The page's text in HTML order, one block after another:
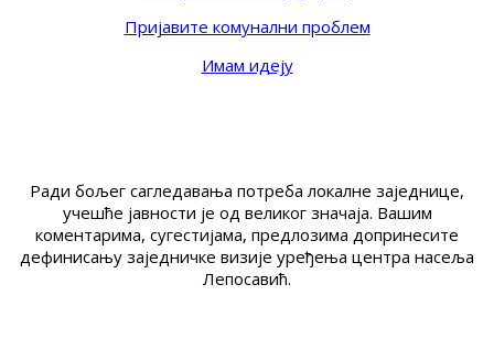
Пријавите комунални проблем
Имам идеју
Ради бољег сагледавања потреба локалне заједнице,
учешће јавности је од великог значаја. Вашим
коментарима, сугестијама, предлозима допринесите
дефинисању заједничке визије уређења центра насеља
Лепосавић.